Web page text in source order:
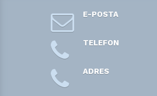
E-POSTA
TELEFON
ADRES